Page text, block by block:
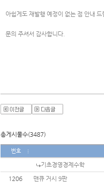
아쉽게도 재발행 예정이 없는 점 안내 드
문의 주셔서 감사합니다.
총게시물수(3487)
번호
기초경영경제수학
1206
맨큐 거시 9판